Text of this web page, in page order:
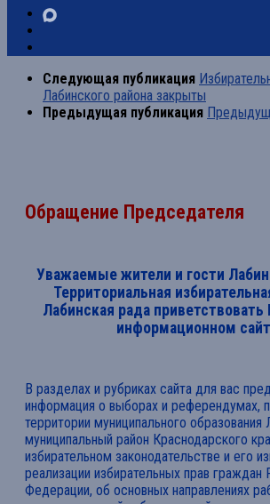
Следующая публикация
Лабинского района закрыты
Предыдущая публикация
Обращение Председателя
Уважаемые жители и гости
Территориальная
Лабинская рада приветствовать
информационном
В разделах и рубриках сайта для вас
информация о выборах и референдумах,
территории муниципального образования
муниципальный район Краснодарского
избирательном законодательстве и его
реализации избирательных прав граждан
Федерации, об основных направлениях